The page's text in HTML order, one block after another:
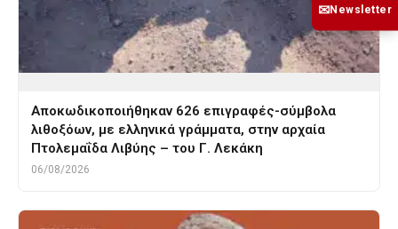
Αποκωδικοποιήθηκαν 626 επιγραφές-σύμβολα
λιθοξόων, με ελληνικά γράμματα, στην αρχαία
Πτολεμαΐδα Λιβύης – του Γ. Λεκάκη
06/08/2026
✉Newsletter